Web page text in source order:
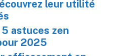
leur utilité
astuces zen
2025